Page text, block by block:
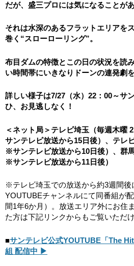
だが、盛三プロには気になることがあ
それは水深のあるフラットエリアを
巻く “スローローリング”。
布目ダムの特徴とこの日の状況を読
い時間帯にいきなりドーンの連発劇
詳しい様子は7/27（水）22：00～サ
ひ、お見逃しなく！
＜ネット局＞テレビ埼玉（毎週木曜
サンテレビ放送から15日後）、テレ
※サンテレビ放送から10日後）、群
※サンテレビ放送から11日後）
※テレビ埼玉での放送から約3週間後
YOUTUBEチャンネルにて同番組が
間1年6か月）。放送エリア外にお住
た方は下記リンクからもご覧いただけ
■サンテレビ公式YOUTUBE「The
組 配信中 ▶